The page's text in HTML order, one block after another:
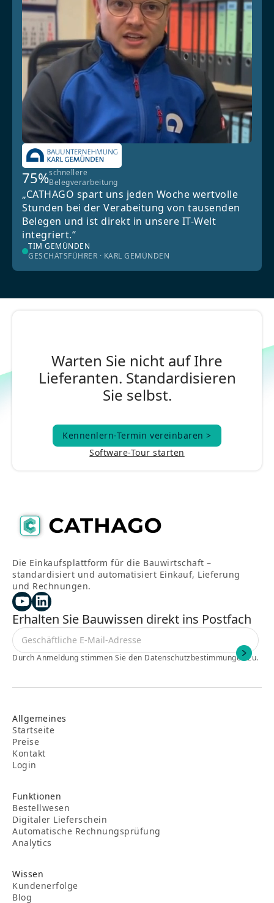
75%schnellere
Belegverarbeitung
„CATHAGO spart uns jeden Woche wertvolle
Stunden bei der Verabeitung von tausenden
Belegen und ist direkt in unsere IT-Welt
integriert.“
TIM GEMÜNDEN
GESCHÄTSFÜHRER · KARL GEMÜNDEN
Warten Sie nicht auf Ihre
Lieferanten. Standardisieren
Sie selbst.
Kennenlern-Termin vereinbaren >
Kennenlern-Termin vereinbaren >
Software-Tour starten
Die Einkaufsplattform für die Bauwirtschaft –
standardisiert und automatisiert Einkauf, Lieferung
und Rechnungen.
Erhalten Sie Bauwissen direkt ins Postfach
Durch Anmeldung stimmen Sie den Datenschutzbestimmungen zu.
Allgemeines
Startseite
Preise
Kontakt
Login
Funktionen
Bestellwesen
Digitaler Lieferschein
Automatische Rechnungsprüfung
Analytics
Wissen
Kundenerfolge
Blog